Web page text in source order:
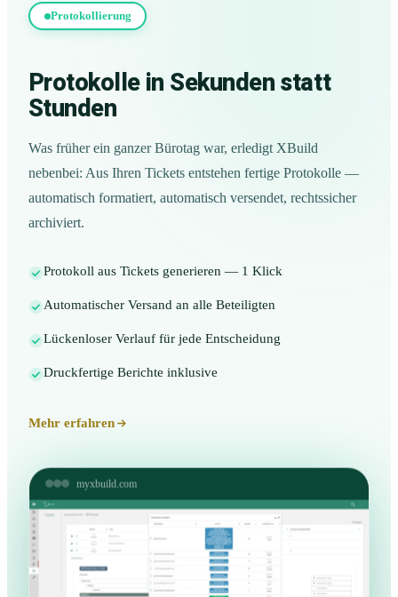
Protokollierung
Protokolle in Sekunden statt
Stunden
Was früher ein ganzer Bürotag war, erledigt XBuild
nebenbei: Aus Ihren Tickets entstehen fertige Protokolle —
automatisch formatiert, automatisch versendet, rechtssicher
archiviert.
Protokoll aus Tickets generieren — 1 Klick
Automatischer Versand an alle Beteiligten
Lückenloser Verlauf für jede Entscheidung
Druckfertige Berichte inklusive
Mehr erfahren